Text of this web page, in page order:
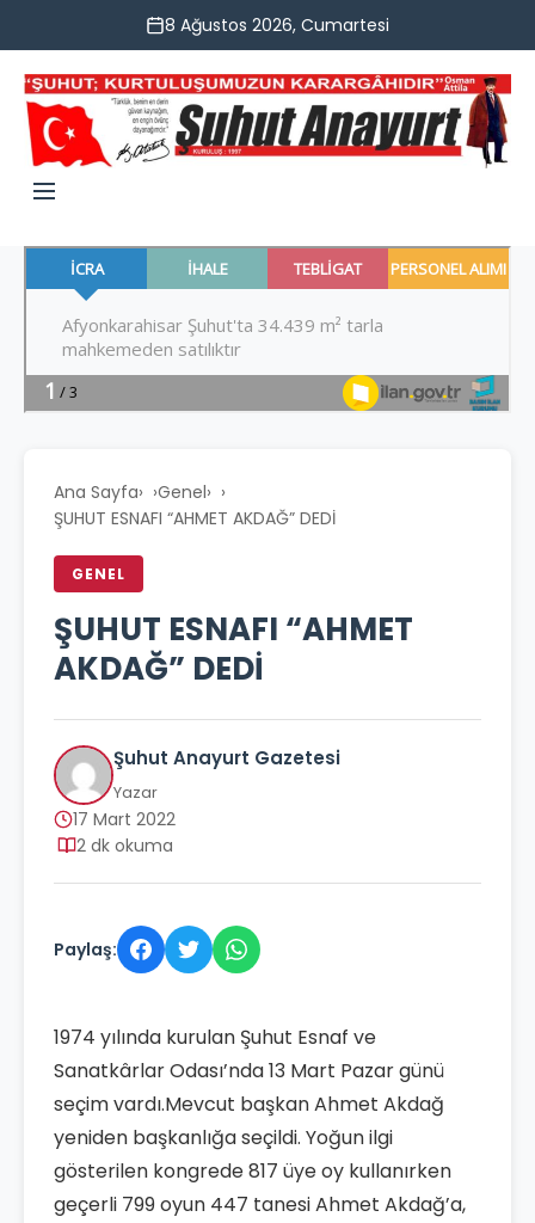
8 Ağustos 2026, Cumartesi
Ana Sayfa› Genel›
ŞUHUT ESNAFI “AHMET AKDAĞ” DEDİ
GENEL
ŞUHUT ESNAFI “AHMET
AKDAĞ” DEDİ
Şuhut Anayurt Gazetesi
Yazar
17 Mart 2022
2 dk okuma
Paylaş:
1974 yılında kurulan Şuhut Esnaf ve
Sanatkârlar Odası’nda 13 Mart Pazar günü
seçim vardı.Mevcut başkan Ahmet Akdağ
yeniden başkanlığa seçildi. Yoğun ilgi
gösterilen kongrede 817 üye oy kullanırken
geçerli 799 oyun 447 tanesi Ahmet Akdağ’a,